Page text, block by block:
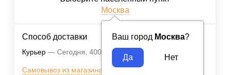
Москва
Ваш город Москва?
Способ доставки
Курьер Сегодня 400
Самовывоз из магазина м.ВДНХ